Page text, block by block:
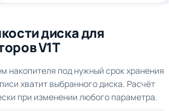
диска для
V1T
хватит выбранного диска. Расчёт
при изменении любого параметра.